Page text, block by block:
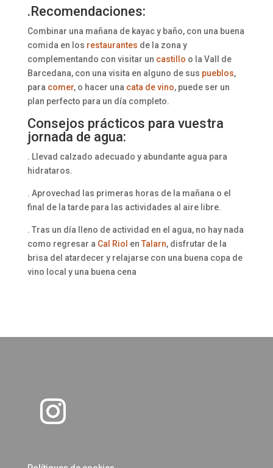
.Recomendaciones:
Combinar una mañana de kayac y baño, con una buena
comida en los restaurantes de la zona y
complementando con visitar un castillo o la Vall de
Barcedana, con una visita en alguno de sus pueblos,
para comer, o hacer una cata de vino, puede ser un
plan perfecto para un día completo.
Consejos prácticos para vuestra
jornada de agua:
. Llevad calzado adecuado y abundante agua para
hidrataros.
. Aprovechad las primeras horas de la mañana o el
final de la tarde para las actividades al aire libre.
. Tras un día lleno de actividad en el agua, no hay nada
como regresar a Cal Riol en Talarn, disfrutar de la
brisa del atardecer y relajarse con una buena copa de
vino local y una buena cena